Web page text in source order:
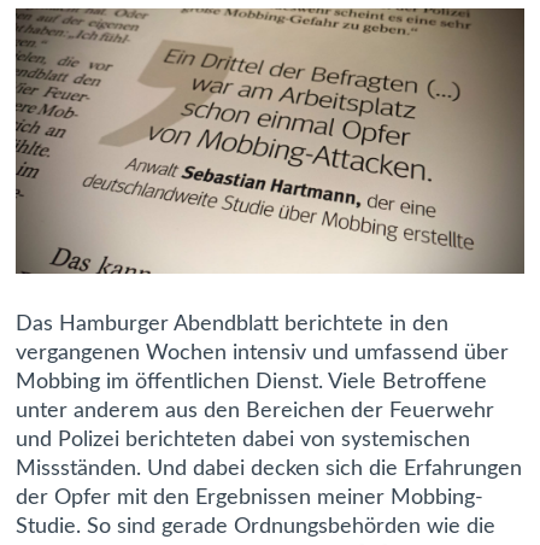
Das Hamburger Abendblatt berichtete in den
vergangenen Wochen intensiv und umfassend über
Mobbing im öffentlichen Dienst. Viele Betroffene
unter anderem aus den Bereichen der Feuerwehr
und Polizei berichteten dabei von systemischen
Missständen. Und dabei decken sich die Erfahrungen
der Opfer mit den Ergebnissen meiner Mobbing-
Studie. So sind gerade Ordnungsbehörden wie die